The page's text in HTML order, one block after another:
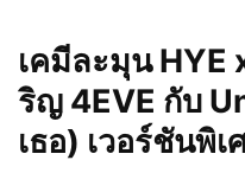
เคมีละมุนHYE
ริญ 4EVE กับ
เธอ) เวอร์ชันพิ